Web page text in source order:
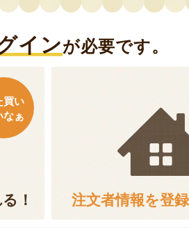
インが必要です。
！
買い
なぁ
注文者情報を登録